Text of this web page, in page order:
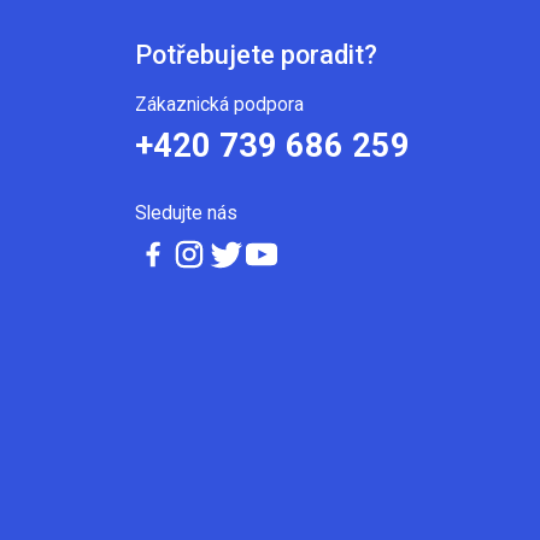
Potřebujete poradit?
Zákaznická podpora
+420 739 686 259
Sledujte nás